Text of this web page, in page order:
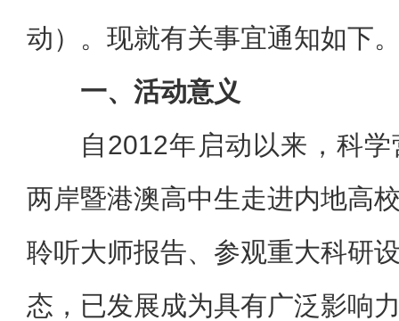
动）。现就有关事宜通知如下
一、活动意义
自2012年启动以来，科
两岸暨港澳高中生走进内地高
聆听大师报告、参观重大科研
态，已发展成为具有广泛影响